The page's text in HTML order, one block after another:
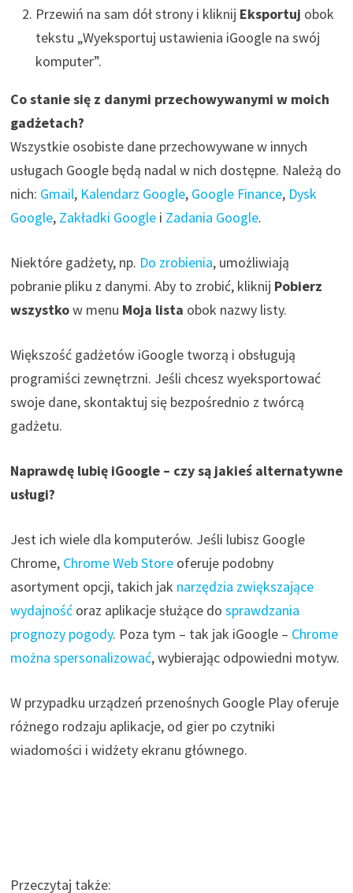
Przewiń na sam dół strony i kliknij Eksportuj obok
tekstu „Wyeksportuj ustawienia iGoogle na swój
komputer”.
Co stanie się z danymi przechowywanymi w moich
gadżetach?
Wszystkie osobiste dane przechowywane w innych
usługach Google będą nadal w nich dostępne. Należą do
nich: Gmail, Kalendarz Google, Google Finance, Dysk
Google, Zakładki Googlei Zadania Google.
Niektóre gadżety, np. Do zrobienia, umożliwiają
pobranie pliku z danymi. Aby to zrobić, kliknij Pobierz
wszystkow menu Moja lista obok nazwy listy.
Większość gadżetów iGoogle tworzą i obsługują
programiści zewnętrzni. Jeśli chcesz wyeksportować
swoje dane, skontaktuj się bezpośrednio z twórcą
gadżetu.
Naprawdę lubię iGoogle – czy są jakieś alternatywne
usługi?
Jest ich wiele dla komputerów. Jeśli lubisz Google
Chrome, Chrome Web Storeoferuje podobny
asortyment opcji, takich jak narzędzia zwiększające
wydajnośćoraz aplikacje służące do sprawdzania
prognozy pogody. Poza tym – tak jak iGoogle – Chrome
można spersonalizować, wybierając odpowiedni motyw.
W przypadku urządzeń przenośnych Google Play oferuje
różnego rodzaju aplikacje, od gier po czytniki
wiadomości i widżety ekranu głównego.
Przeczytaj także: